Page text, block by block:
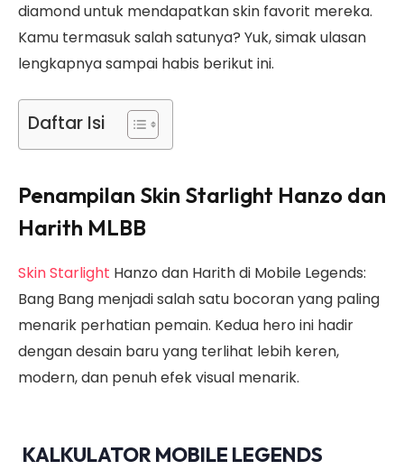
diamond untuk mendapatkan skin favorit mereka.
Kamu termasuk salah satunya? Yuk, simak ulasan
lengkapnya sampai habis berikut ini.
Daftar Isi
Penampilan Skin Starlight Hanzo dan
Harith MLBB
Skin Starlight Hanzo dan Harith di Mobile Legends:
Bang Bang menjadi salah satu bocoran yang paling
menarik perhatian pemain. Kedua hero ini hadir
dengan desain baru yang terlihat lebih keren,
modern, dan penuh efek visual menarik.
KALKULATOR MOBILE LEGENDS